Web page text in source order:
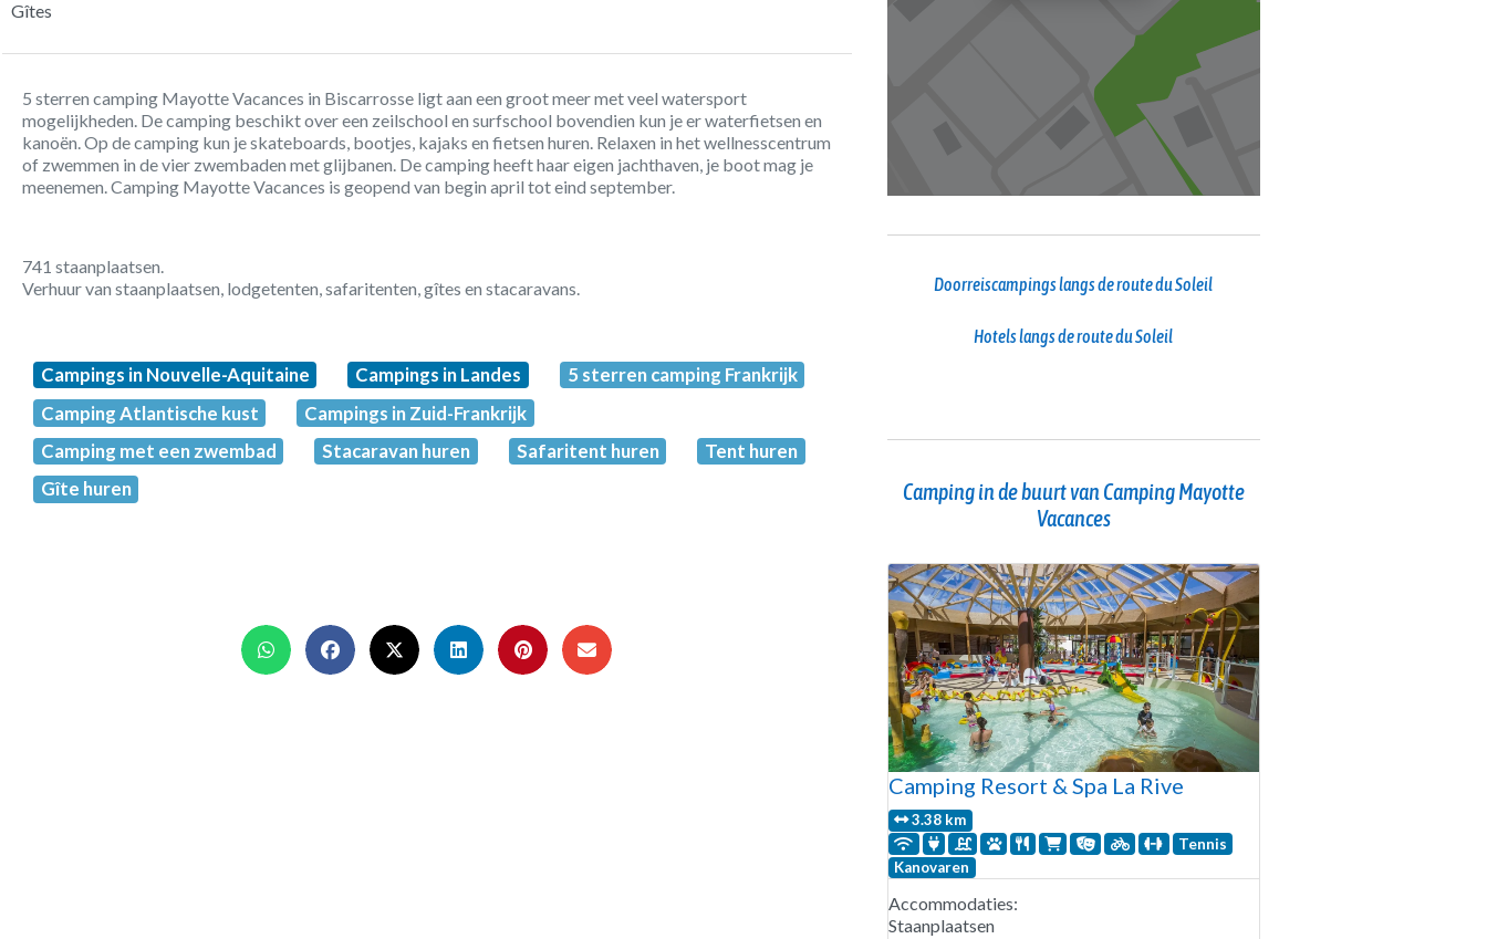
Gîtes
5 sterren camping Mayotte Vacances in Biscarrosse ligt aan een groot meer met veel watersport
mogelijkheden. De camping beschikt over een zeilschool en surfschool bovendien kun je er waterfietsen en
kanoën. Op de camping kun je skateboards, bootjes, kajaks en fietsen huren. Relaxen in het wellnesscentrum
of zwemmen in de vier zwembaden met glijbanen. De camping heeft haar eigen jachthaven, je boot mag je
meenemen. Camping Mayotte Vacances is geopend van begin april tot eind september.
741 staanplaatsen.
Verhuur van staanplaatsen, lodgetenten, safaritenten, gîtes en stacaravans.
Campings in Nouvelle-Aquitaine Campings in Landes
5 sterren camping Frankrijk
Camping Atlantische kust
Campings in Zuid-Frankrijk
Camping met een zwembad
Stacaravan huren Safaritent huren
Tent huren
Gîte huren
Doorreiscampings langs de route du Soleil
Hotels langs de route du Soleil
Camping in de buurt van Camping Mayotte
Vacances
Camping Resort & Spa La Rive
3.38 km
Tennis
Kanovaren
Accommodaties:
Staanplaatsen